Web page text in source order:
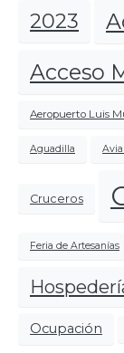
2023
Acceso
Aeropuerto Luis
Aguadilla
Cruceros
Feria de Artesanías
Ocupación